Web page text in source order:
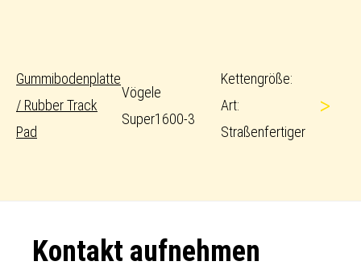
Gummibodenplatte
/ Rubber Track
Pad
Vögele
Super1600-3
Kettengröße:
Art:
Straßenfertiger
>
Footer
Kontakt aufnehmen